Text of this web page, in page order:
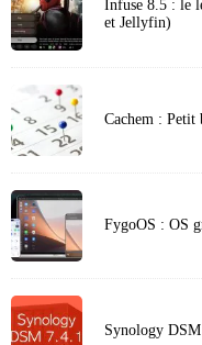
Infuse 8.5 : le
et Jellyfin)
Cachem : Petit
FygoOS : OS
Synology